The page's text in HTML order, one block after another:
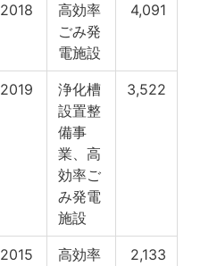
2018
高効率
ごみ発
電施設
4,091
2019
浄化槽
設置整
備事
業、高
効率ご
み発電
施設
3,522
2015
高効率
2,133